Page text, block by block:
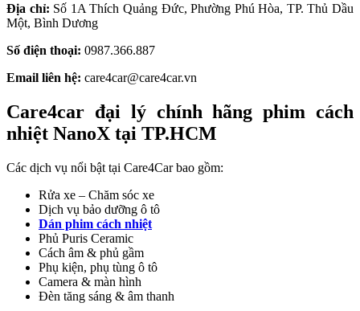
Địa chỉ: Số 1A Thích Quảng Đức, Phường Phú Hòa, TP. Thủ Dầu
Một, Bình Dương
Số điện thoại: 0987.366.887
Email liên hệ: care4car@care4car.vn
Care4car đại lý chính hãng phim cách
nhiệt NanoX tại TP.HCM
Các dịch vụ nổi bật tại Care4Car bao gồm:
Rửa xe – Chăm sóc xe
Dịch vụ bảo dưỡng ô tô
Dán phim cách nhiệt
Phủ Puris Ceramic
Cách âm & phủ gầm
Phụ kiện, phụ tùng ô tô
Camera & màn hình
Đèn tăng sáng & âm thanh